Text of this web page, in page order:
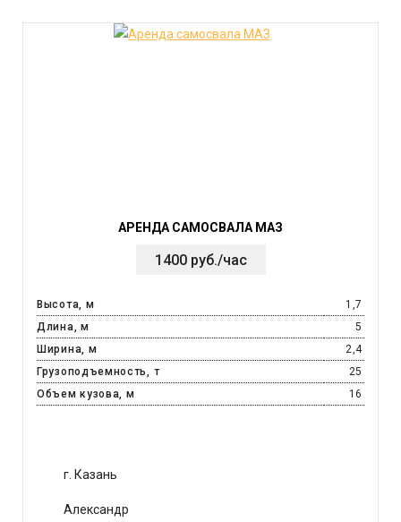
АРЕНДА САМОСВАЛА МАЗ
1400 руб./час
Высота, м
1,7
Длина, м
5
Ширина, м
2,4
Грузоподъемность, т
25
Объем кузова, м
16
г. Казань
Александр